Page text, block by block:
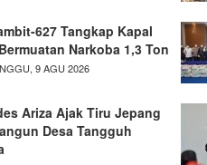
627 Tangkap Kapal
Narkoba 1,3 Ton
9 AGU 2026
Ariza Ajak Tiru Jepang
Desa Tangguh